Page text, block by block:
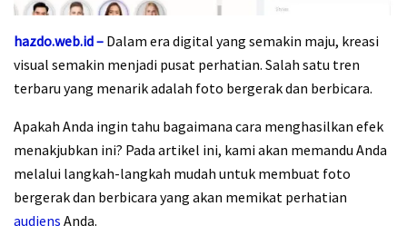
hazdo.web.id – Dalam era digital yang semakin maju, kreasi
visual semakin menjadi pusat perhatian. Salah satu tren
terbaru yang menarik adalah foto bergerak dan berbicara.
Apakah Anda ingin tahu bagaimana cara menghasilkan efek
menakjubkan ini? Pada artikel ini, kami akan memandu Anda
melalui langkah-langkah mudah untuk membuat foto
bergerak dan berbicara yang akan memikat perhatian
audiens Anda.